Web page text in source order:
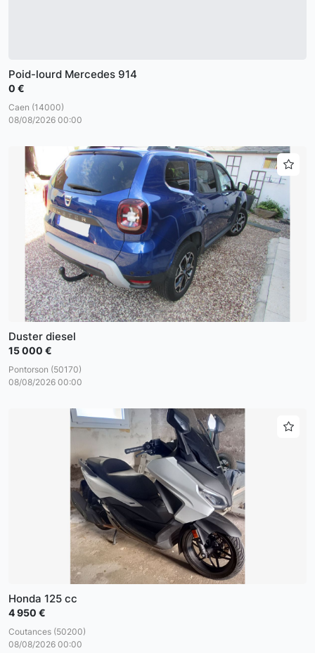
Poid-lourd Mercedes 914
0 €
Caen (14000)
08/08/2026 00:00
Duster diesel
15 000 €
Pontorson (50170)
08/08/2026 00:00
Honda 125 cc
4 950 €
Coutances (50200)
08/08/2026 00:00